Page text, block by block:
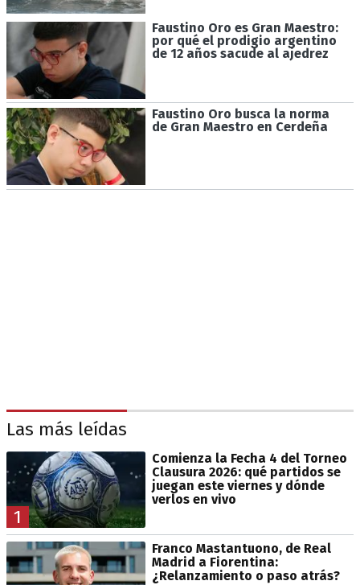
Faustino Oro es Gran Maestro:
por qué el prodigio argentino
de 12 años sacude al ajedrez
Faustino Oro busca la norma
de Gran Maestro en Cerdeña
Las más leídas
1
Comienza la Fecha 4 del Torneo
Clausura 2026: qué partidos se
juegan este viernes y dónde
verlos en vivo
Franco Mastantuono, de Real
Madrid a Fiorentina:
¿Relanzamiento o paso atrás?